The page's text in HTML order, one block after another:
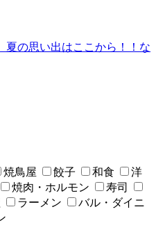
有
焼鳥屋 餃子 和食
洋
焼肉・ホルモン
寿司
ラーメン
バル・ダイニ